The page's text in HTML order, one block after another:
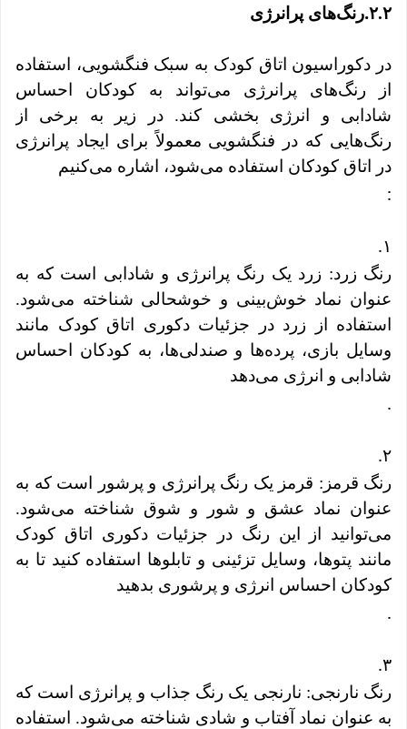
۲.۲.رنگ‌های پرانرژی
در دکوراسیون اتاق کودک به سبک فنگشویی، استفاده
از رنگ‌های پرانرژی می‌تواند به کودکان احساس
شادابی و انرژی بخشی کند. در زیر به برخی از
رنگ‌هایی که در فنگشویی معمولاً برای ایجاد پرانرژی
در اتاق کودکان استفاده می‌شود، اشاره می‌کنیم
:
۱.
رنگ زرد: زرد یک رنگ پرانرژی و شادابی است که به
عنوان نماد خوش‌بینی و خوشحالی شناخته می‌شود.
استفاده از زرد در جزئیات دکوری اتاق کودک مانند
وسایل بازی، پرده‌ها و صندلی‌ها، به کودکان احساس
شادابی و انرژی می‌دهد
.
۲.
رنگ قرمز: قرمز یک رنگ پرانرژی و پرشور است که به
عنوان نماد عشق و شور و شوق شناخته می‌شود.
می‌توانید از این رنگ در جزئیات دکوری اتاق کودک
مانند پتوها، وسایل تزئینی و تابلوها استفاده کنید تا به
کودکان احساس انرژی و پرشوری بدهید
.
۳.
رنگ نارنجی: نارنجی یک رنگ جذاب و پرانرژی است که
به عنوان نماد آفتاب و شادی شناخته می‌شود. استفاده